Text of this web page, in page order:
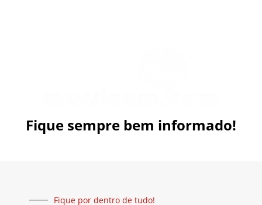
Fique sempre bem informado!
Fique por dentro de tudo!